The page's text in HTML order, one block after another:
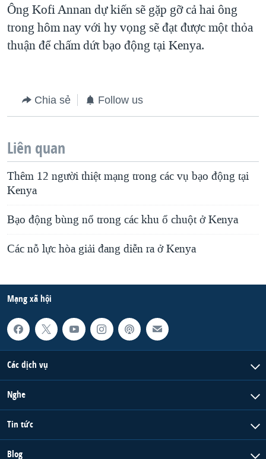
Ông Kofi Annan dự kiến sẽ gặp gỡ cả hai ông
trong hôm nay với hy vọng sẽ đạt được một thỏa
thuận để chấm dứt bạo động tại Kenya.
Chia sẻ Follow us
Liên quan
Thêm 12 người thiệt mạng trong các vụ bạo động tại
Kenya
Bạo động bùng nổ trong các khu ổ chuột ở Kenya
Các nỗ lực hòa giải đang diễn ra ở Kenya
Mạng xã hội
Các dịch vụ
Nghe
Tin tức
Blog